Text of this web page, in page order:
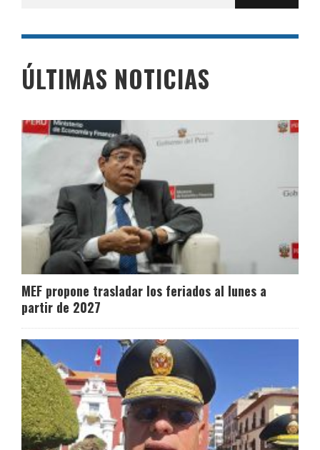
ÚLTIMAS NOTICIAS
MEF propone trasladar los feriados al lunes a
partir de 2027